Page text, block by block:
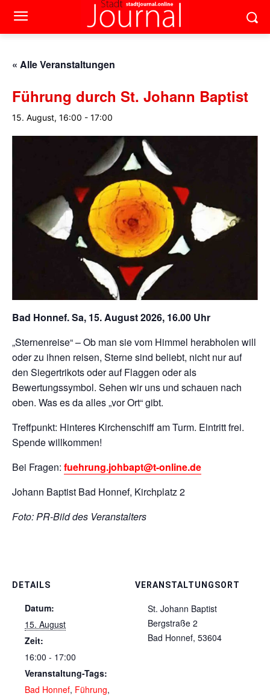
« Alle Veranstaltungen
Führung durch St. Johann Baptist
15. August, 16:00 - 17:00
Bad Honnef. Sa, 15. August 2026, 16.00 Uhr
„Sternenreise“ – Ob man sie vom Himmel herabholen will
oder zu ihnen reisen, Sterne sind beliebt, nicht nur auf
den Siegertrikots oder auf Flaggen oder als
Bewertungssymbol. Sehen wir uns und schauen nach
oben. Was es da alles „vor Ort“ gibt.
Treffpunkt: Hinteres Kirchenschiff am Turm. Eintritt frei.
Spende willkommen!
Bei Fragen: fuehrung.johbapt@t-online.de
Johann Baptist Bad Honnef, Kirchplatz 2
Foto: PR-Bild des Veranstalters
DETAILS
Datum:
15. August
Zeit:
16:00 - 17:00
Veranstaltung-Tags:
Bad Honnef, Führung,
VERANSTALTUNGSORT
St. Johann Baptist
Bergstraße 2
Bad Honnef, 53604